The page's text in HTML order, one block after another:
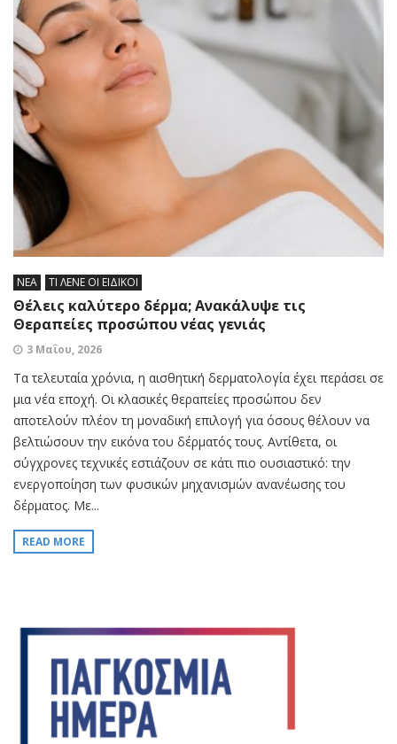
ΝΕΑ ΤΙ ΛΕΝΕ ΟΙ ΕΙΔΙΚΟΙ
Θέλεις καλύτερο δέρμα; Ανακάλυψε τις
Θεραπείες προσώπου νέας γενιάς
3 Μαΐου, 2026
Τα τελευταία χρόνια, η αισθητική δερματολογία έχει περάσει σε
μια νέα εποχή. Οι κλασικές θεραπείες προσώπου δεν
αποτελούν πλέον τη μοναδική επιλογή για όσους θέλουν να
βελτιώσουν την εικόνα του δέρματός τους. Αντίθετα, οι
σύγχρονες τεχνικές εστιάζουν σε κάτι πιο ουσιαστικό: την
ενεργοποίηση των φυσικών μηχανισμών ανανέωσης του
δέρματος. Με...
READ MORE